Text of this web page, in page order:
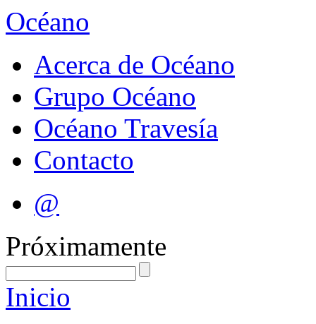
Océano
Acerca de Océano
Grupo Océano
Océano Travesía
Contacto
@
Próximamente
Inicio